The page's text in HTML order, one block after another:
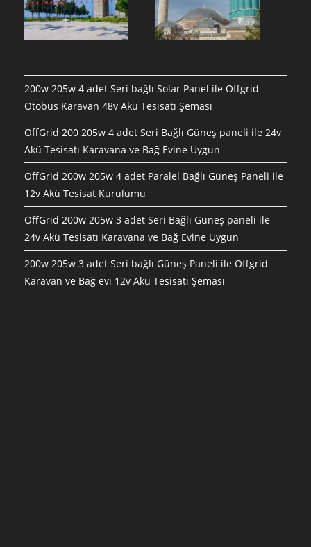
200w 205w 4 adet Seri bağlı Solar Panel ile Offgrid
Otobüs Karavan 48v Akü Tesisatı Şeması
OffGrid 200 205w 4 adet Seri Bağlı Güneş paneli ile 24v
Akü Tesisatı Karavana ve Bağ Evine Uygun
OffGrid 200w 205w 4 adet Paralel Bağlı Güneş Paneli ile
12v Akü Tesisat Kurulumu
OffGrid 200w 205w 3 adet Seri Bağlı Güneş paneli ile
24v Akü Tesisatı Karavana ve Bağ Evine Uygun
200w 205w 3 adet Seri bağlı Güneş Paneli ile Offgrid
Karavan ve Bağ evi 12v Akü Tesisatı Şeması